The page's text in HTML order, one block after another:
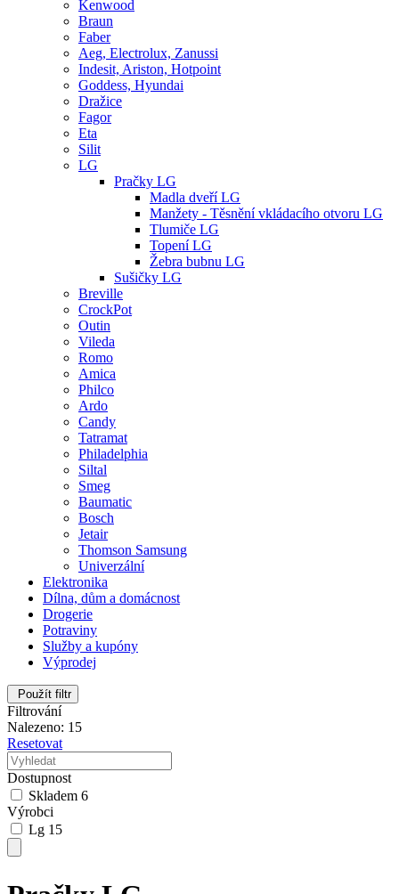
Kenwood
Braun
Faber
Aeg, Electrolux, Zanussi
Indesit, Ariston, Hotpoint
Goddess, Hyundai
Dražice
Fagor
Eta
Silit
LG
Pračky LG
Madla dveří LG
Manžety - Těsnění vkládacího otvoru LG
Tlumiče LG
Topení LG
Žebra bubnu LG
Sušičky LG
Breville
CrockPot
Outin
Vileda
Romo
Amica
Philco
Ardo
Candy
Tatramat
Philadelphia
Siltal
Smeg
Baumatic
Bosch
Jetair
Thomson Samsung
Univerzální
Elektronika
Dílna, dům a domácnost
Drogerie
Potraviny
Služby a kupóny
Výprodej
Použít filtr
Filtrování
Nalezeno: 15
Resetovat
Dostupnost
Skladem 6
Výrobci
Lg 15